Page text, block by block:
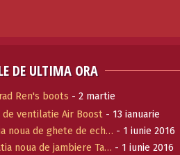
DE ULTIMA ORA
Ren's boots - 2 martie
de ventilatie Air Boost- 13 ianuarie
noua de ghete de ech… - 1 iunie 2016
noua de jambiere Ta… - 1 iunie 2016